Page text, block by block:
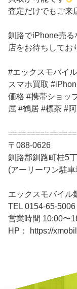
査定だけでもご来
釧路でiPhone売る
店をお待ちしてお
#エックスモバイ
スマホ買取
価格 #携帯ショッ
屈 #鶴居 #標茶 #
〒088-0626
釧路郡釧路町桂5
(アーリーワン駐
エックスモバイル
TEL 0154-65-5006
営業時間 10:00〜
HP： https://